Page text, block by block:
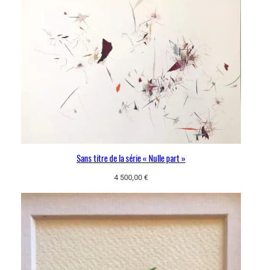
Sans titre de la série « Nulle part »
4 500,00 €